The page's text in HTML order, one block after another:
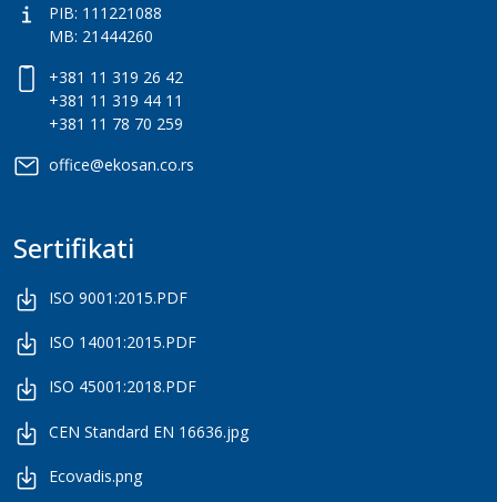
PIB: 111221088
MB: 21444260
+381 11 319 26 42
+381 11 319 44 11
+381 11 78 70 259
office@ekosan.co.rs
Sertifikati
ISO 9001:2015.PDF
ISO 14001:2015.PDF
ISO 45001:2018.PDF
CEN Standard EN 16636.jpg
Ecovadis.png